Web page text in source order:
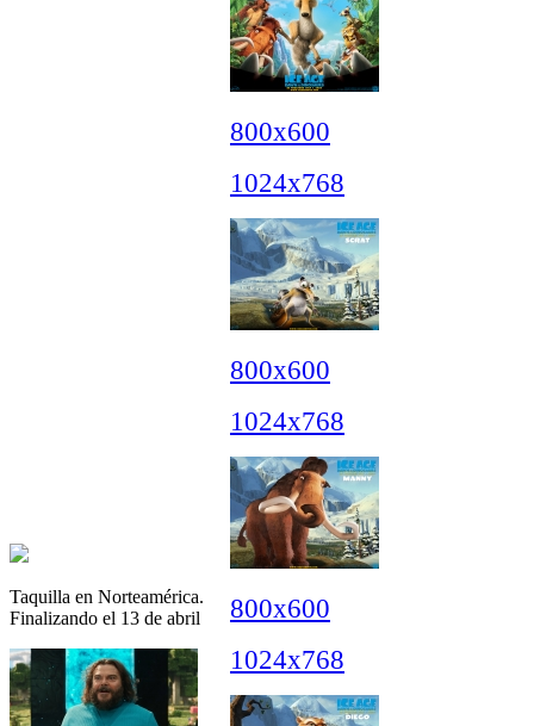
Taquilla en Norteamérica.
Finalizando el 13 de abril
800x600
1024x768
800x600
1024x768
800x600
1024x768